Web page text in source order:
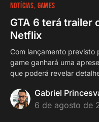
NOTÍCIAS GAMES
GTA 6 terá trailer
Netflix
Com lançamento
game ganhará uma
que poderá revelar
Gabriel
6 de agosto de